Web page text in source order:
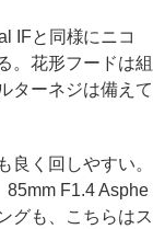
IFと同様にニコ
。花形フードは組
ターネジは備えて
く回しやすい。
F1.4 Asphe
グも、こちらはス